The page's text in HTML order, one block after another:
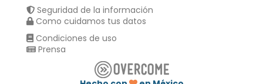
Seguridad de la información
Como cuidamos tus datos
Condiciones de uso
Prensa